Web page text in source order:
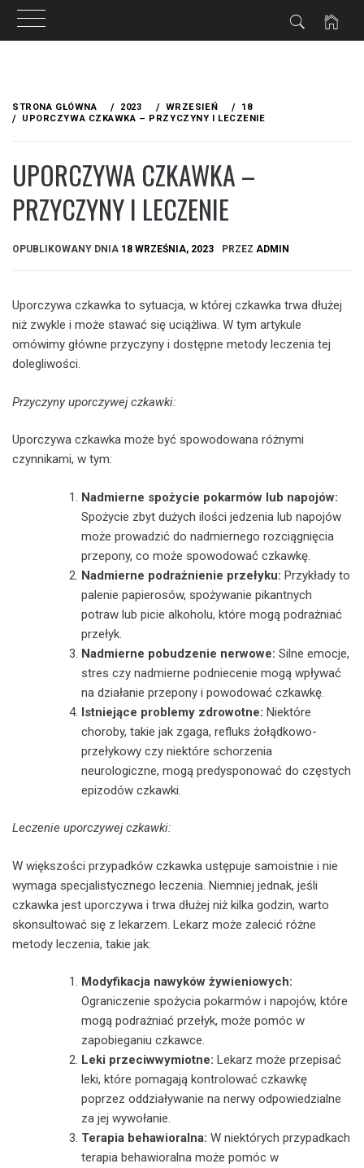
treści
STRONA GŁÓWNA 2023 WRZESIEŃ
18
UPORCZYWA CZKAWKA – PRZYCZYNY I LECZENIE
UPORCZYWA CZKAWKA –
PRZYCZYNY I LECZENIE
OPUBLIKOWANY DNIA 18 WRZEŚNIA, 2023 PRZEZ ADMIN
Uporczywa czkawka to sytuacja, w której czkawka trwa dłużej
niż zwykle i może stawać się uciążliwa. W tym artykule
omówimy główne przyczyny i dostępne metody leczenia tej
dolegliwości.
Przyczyny uporczywej czkawki:
Uporczywa czkawka może być spowodowana różnymi
czynnikami, w tym:
Nadmierne spożycie pokarmów lub napojów:
Spożycie zbyt dużych ilości jedzenia lub napojów
może prowadzić do nadmiernego rozciągnięcia
przepony, co może spowodować czkawkę.
Nadmierne podrażnienie przełyku: Przykłady to
palenie papierosów, spożywanie pikantnych
potraw lub picie alkoholu, które mogą podrażniać
przełyk.
Nadmierne pobudzenie nerwowe: Silne emocje,
stres czy nadmierne podniecenie mogą wpływać
na działanie przepony i powodować czkawkę.
Istniejące problemy zdrowotne: Niektóre
choroby, takie jak zgaga, refluks żołądkowo-
przełykowy czy niektóre schorzenia
neurologiczne, mogą predysponować do częstych
epizodów czkawki.
Leczenie uporczywej czkawki:
W większości przypadków czkawka ustępuje samoistnie i nie
wymaga specjalistycznego leczenia. Niemniej jednak, jeśli
czkawka jest uporczywa i trwa dłużej niż kilka godzin, warto
skonsultować się z lekarzem. Lekarz może zalecić różne
metody leczenia, takie jak:
Modyfikacja nawyków żywieniowych:
Ograniczenie spożycia pokarmów i napojów, które
mogą podrażniać przełyk, może pomóc w
zapobieganiu czkawce.
Leki przeciwwymiotne: Lekarz może przepisać
leki, które pomagają kontrolować czkawkę
poprzez oddziaływanie na nerwy odpowiedzialne
za jej wywołanie.
Terapia behawioralna: W niektórych przypadkach
terapia behawioralna może pomóc w